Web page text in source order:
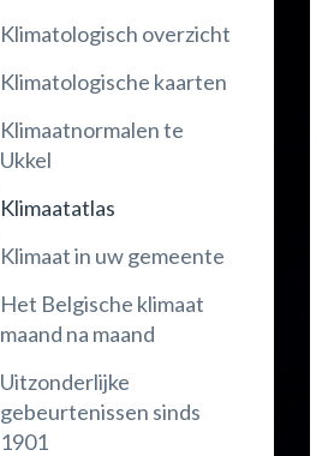
Klimatologisch overzicht
Klimatologische kaarten
Klimaatnormalen te
Ukkel
Klimaatatlas
Klimaat in uw gemeente
Het Belgische klimaat
maand na maand
Uitzonderlijke
gebeurtenissen sinds
1901